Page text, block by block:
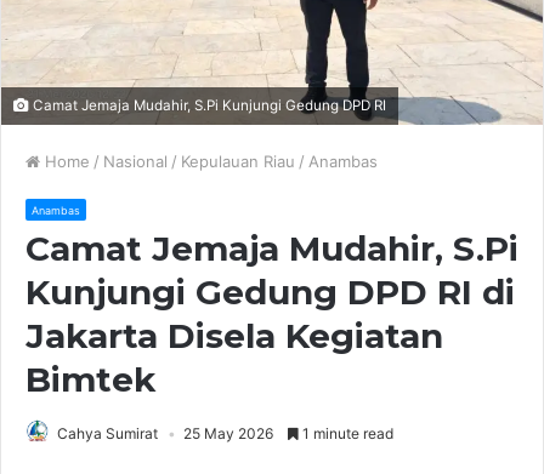
Camat Jemaja Mudahir, S.Pi Kunjungi Gedung DPD RI
Home / Nasional / Kepulauan Riau / Anambas
Anambas
Camat Jemaja Mudahir, S.Pi
Kunjungi Gedung DPD RI di
Jakarta Disela Kegiatan
Bimtek
Cahya Sumirat 25 May 2026 1 minute read